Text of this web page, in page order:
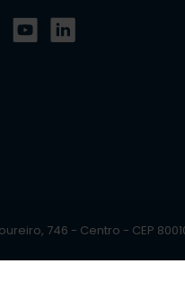
746 - Centro - CEP